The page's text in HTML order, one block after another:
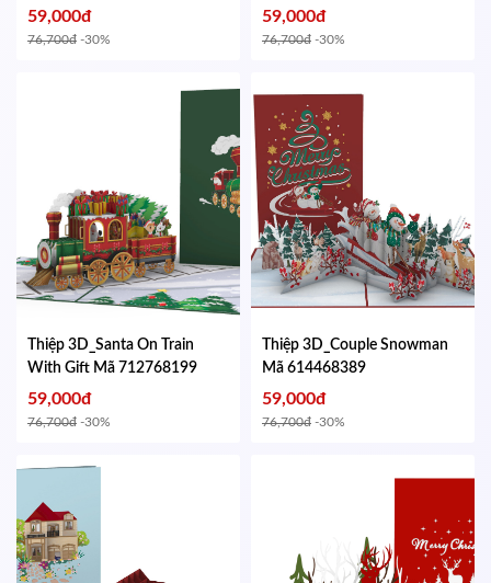
59,000đ
76,700đ -30%
674115248
59,000đ
76,700đ -30%
Thiệp 3D_Santa On Train
With Gift Mã 712768199
59,000đ
76,700đ -30%
Thiệp 3D_Couple Snowman
Mã 614468389
59,000đ
76,700đ -30%